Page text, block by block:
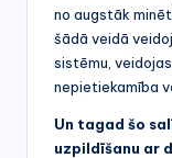
no augstāk
šādā veidā
sistēmu,
nepietiekamība
Un tagad šo
uzpildīšanu ar